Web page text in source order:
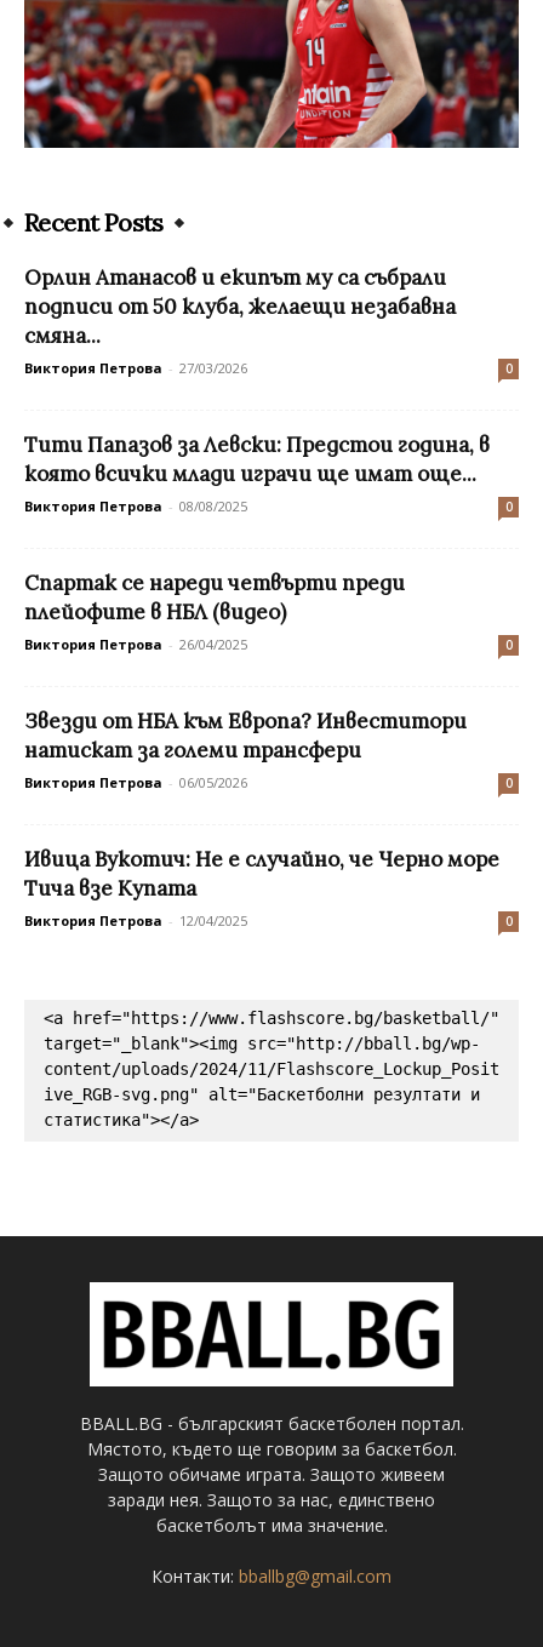
Recent Posts
Орлин Атанасов и екипът му са събрали
подписи от 50 клуба, желаещи незабавна
смяна...
Виктория Петрова - 27/03/2026 0
Тити Папазов за Левски: Предстои година, в
която всички млади играчи ще имат още...
Виктория Петрова - 08/08/2025 0
Спартак се нареди четвърти преди
плейофите в НБЛ (видео)
Виктория Петрова - 26/04/2025 0
Звезди от НБА към Европа? Инвеститори
натискат за големи трансфери
Виктория Петрова - 06/05/2026 0
Ивица Вукотич: Не е случайно, че Черно море
Тича взе Купата
Виктория Петрова - 12/04/2025 0
<a href="https://www.flashscore.bg/basketball/"
target="_blank"><img src="http://bball.bg/wp-
content/uploads/2024/11/Flashscore_Lockup_Posit
ive_RGB-svg.png" alt="Баскетболни резултати и
статистика"></a>
BBALL.BG - българският баскетболен портал.
Мястото, където ще говорим за баскетбол.
Защото обичаме играта. Защото живеем
заради нея. Защото за нас, единствено
баскетболът има значение.
Контакти: bballbg@gmail.com